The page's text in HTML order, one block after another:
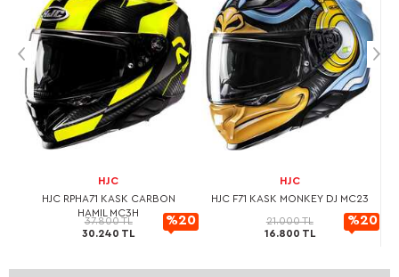
HJC
HJC RPHA71 KASK CARBON
HAMIL MC3H
37.800 TL
30.240 TL
%20
indirimli
HJC
HJC F71 KASK MONKEY DJ MC23
21.000 TL
16.800 TL
%20
indirimli